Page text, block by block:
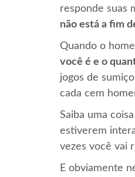
responde suas
não está a fim
Quando o
você é e o
jogos de
cada cem
Saiba uma
estiverem
vezes você vai
E obviamente